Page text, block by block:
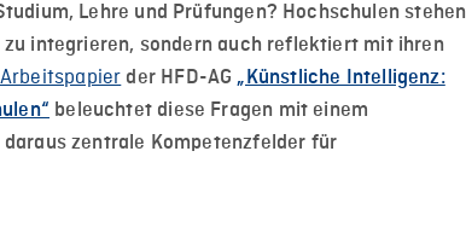
Lehre und Prüfungen? Hochschulen stehen
integrieren, sondern auch reflektiert mit ihren
der HFD-AG „Künstliche Intelligenz:
beleuchtet diese Fragen mit einem
zentrale Kompetenzfelder für